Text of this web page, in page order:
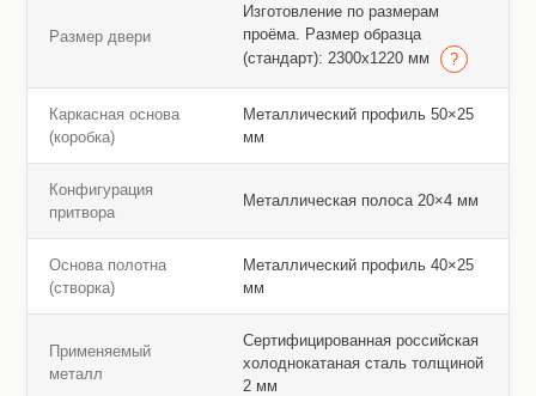
Размер двери
Изготовление по размерам
проёма. Размер образца
(стандарт): 2300х1220 мм
Каркасная основа
(коробка)
Металлический профиль 50×25
мм
Конфигурация
притвора
Металлическая полоса 20×4 мм
Основа полотна
(створка)
Металлический профиль 40×25
мм
Применяемый
металл
Сертифицированная российская
холоднокатаная сталь толщиной
2 мм